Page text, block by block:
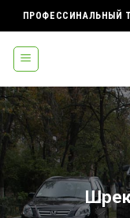
to
content
ПРОФЕССИНАЛЬНЫЙ
Шрек